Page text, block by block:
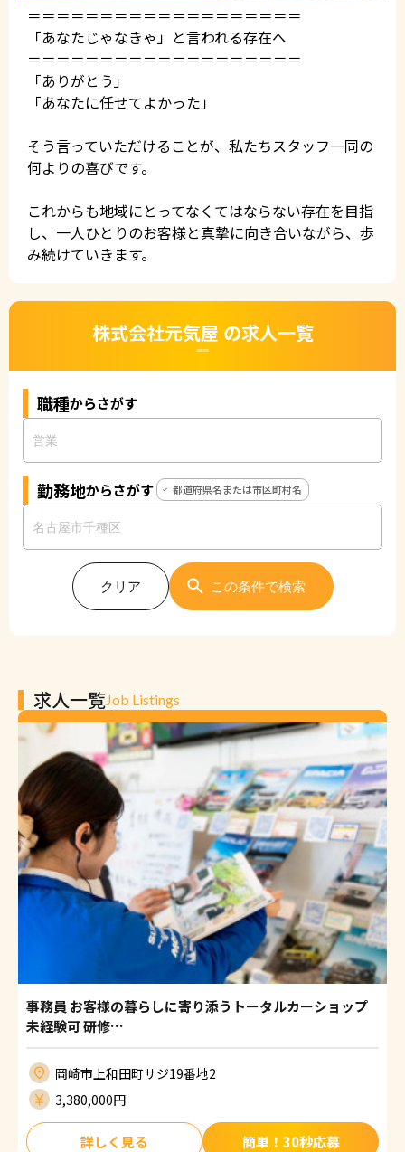
＝＝＝＝＝＝＝＝＝＝＝＝＝＝＝＝＝＝＝
「あなたじゃなきゃ」と言われる存在へ
＝＝＝＝＝＝＝＝＝＝＝＝＝＝＝＝＝＝＝
「ありがとう」
「あなたに任せてよかった」
そう言っていただけることが、私たちスタッフ一同の
何よりの喜びです。
これからも地域にとってなくてはならない存在を目指
し、一人ひとりのお客様と真摯に向き合いながら、歩
み続けていきます。
株式会社元気屋 の求人一覧
CAREERS
職種からさがす
勤務地からさがす 都道府県名または市区町村名
クリア この条件で検索
求人一覧Job Listings
事務員 お客様の暮らしに寄り添うトータルカーショップ
未経験可 研修…
岡崎市上和田町サジ19番地2
3,380,000円
詳しく見る 簡単！30秒応募